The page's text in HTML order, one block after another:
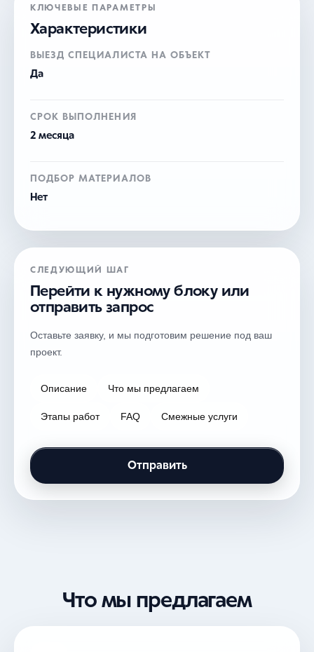
КЛЮЧЕВЫЕ ПАРАМЕТРЫ
Характеристики
ВЫЕЗД СПЕЦИАЛИСТА НА ОБЪЕКТ
Да
СРОК ВЫПОЛНЕНИЯ
2 месяца
ПОДБОР МАТЕРИАЛОВ
Нет
СЛЕДУЮЩИЙ ШАГ
Перейти к нужному блоку или
отправить запрос
Оставьте заявку, и мы подготовим решение под ваш
проект.
Описание Что мы предлагаем
Этапы работ FAQ Смежные услуги
Отправить
Что мы предлагаем